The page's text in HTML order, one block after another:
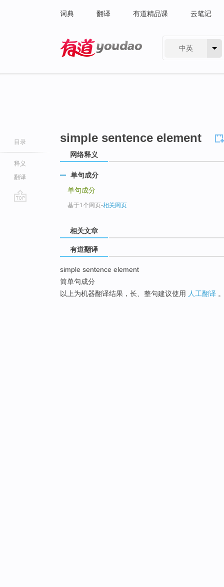
词典 翻译 有道精品课 云笔记
中英
目录
释义
翻译
simple sentence element
网络释义
单句成分
单句成分
基于1个网页-相关网页
相关文章
有道翻译
simple sentence element
简单句成分
以上为机器翻译结果，长、整句建议使用 人工翻译